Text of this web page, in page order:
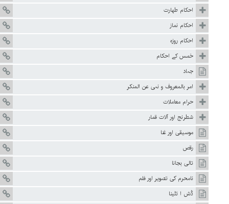
احکام طهارت
احکام نماز
احکام روزہ
خمس کے احکام
جہاد
امر بالمعروف و نہی عن المنکر
حرام معاملات
شطرنج اور آلات قمار
موسیقی اور غنا
رقص
تالی بجانا
نامحرم کی تصویر اور فلم
ڈش ا نٹینا